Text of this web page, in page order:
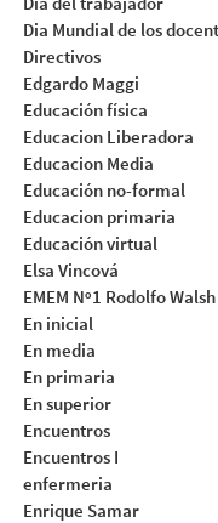
Dia Mundial de los
Directivos
Edgardo Maggi
Educación física
Educacion Liberadora
Educacion Media
Educación no-formal
Educacion primaria
Educación virtual
Elsa Vincová
EMEM Nº1 Rodolfo Walsh
En inicial
En media
En primaria
En superior
Encuentros
Encuentros I
enfermeria
Enrique Samar